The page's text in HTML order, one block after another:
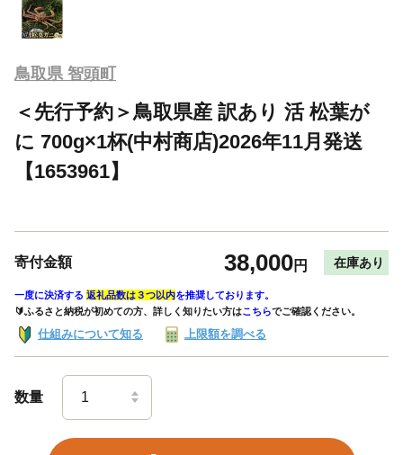
鳥取県 智頭町
＜先行予約＞鳥取県産 訳あり 活 松葉が
に 700g×1杯(中村商店)2026年11月発送
【1653961】
寄付金額 38,000円 在庫あり
一度に決済する 返礼品数は３つ以内を推奨しております。
🔰ふるさと納税が初めての方、詳しく知りたい方はこちらでご確認ください。
仕組みについて知る 上限額を調べる
数量